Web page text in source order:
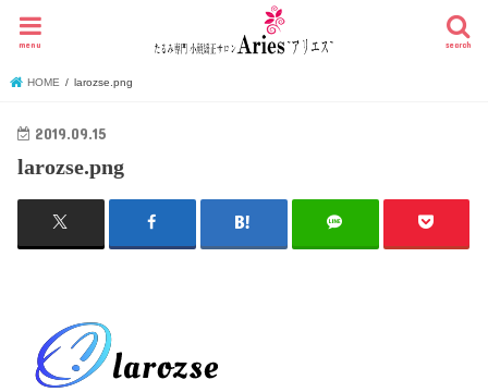
search
menu
HOME larozse.png
2019.09.15
larozse.png